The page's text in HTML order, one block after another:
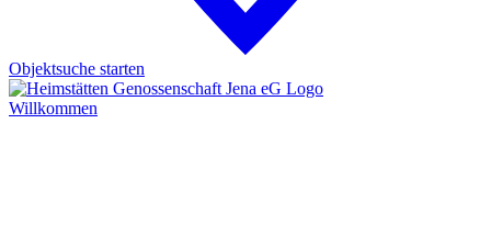
Objektsuche starten
Willkommen